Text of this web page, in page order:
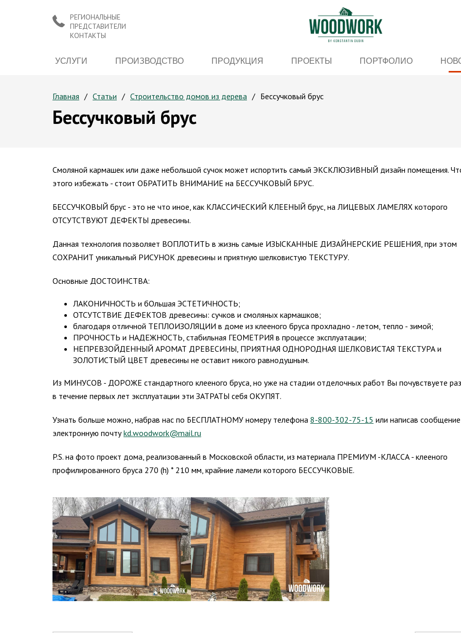
РЕГИОНАЛЬНЫЕ
ПРЕДСТАВИТЕЛИ
КОНТАКТЫ
УСЛУГИ ПРОИЗВОДСТВО ПРОДУКЦИЯ ПРОЕКТЫ ПОРТФОЛИО
Главная Статьи Строительство домов из дерева Бессучковый брус
Бессучковый брус
Смоляной кармашек или даже небольшой сучок может испортить самый ЭКСКЛЮЗИВНЫЙ дизайн помещения.
этого избежать - стоит ОБРАТИТЬ ВНИМАНИЕ на БЕССУЧКОВЫЙ БРУС.
БЕССУЧКОВЫЙ брус - это не что иное, как КЛАССИЧЕСКИЙ КЛЕЕНЫЙ брус, на ЛИЦЕВЫХ ЛАМЕЛЯХ которого
ОТСУТСТВУЮТ ДЕФЕКТЫ древесины.
Данная технология позволяет ВОПЛОТИТЬ в жизнь самые ИЗЫСКАННЫЕ ДИЗАЙНЕРСКИЕ РЕШЕНИЯ, при этом
СОХРАНИТ уникальный РИСУНОК древесины и приятную шелковистую ТЕКСТУРУ.
Основные ДОСТОИНСТВА:
ЛАКОНИЧНОСТЬ и бОльшая ЭСТЕТИЧНОСТЬ;
ОТСУТСТВИЕ ДЕФЕКТОВ древесины: сучков и смоляных кармашков;
благодаря отличной ТЕПЛОИЗОЛЯЦИИ в доме из клееного бруса прохладно - летом, тепло - зимой;
ПРОЧНОСТЬ и НАДЕЖНОСТЬ, стабильная ГЕОМЕТРИЯ в процессе эксплуатации;
НЕПРЕВЗОЙДЕННЫЙ АРОМАТ ДРЕВЕСИНЫ, ПРИЯТНАЯ ОДНОРОДНАЯ ШЕЛКОВИСТАЯ ТЕКСТУРА и
ЗОЛОТИСТЫЙ ЦВЕТ древесины не оставит никого равнодушным.
Из МИНУСОВ - ДОРОЖЕ стандартного клееного бруса, но уже на стадии отделочных работ Вы почувствуете
в течение первых лет эксплуатации эти ЗАТРАТЫ себя ОКУПЯТ.
Узнать больше можно, набрав нас по БЕСПЛАТНОМУ номеру телефона 8-800-302-75-15 или написав
электронную почтуkd.woodwork@mail.ru
P.S. на фото проект дома, реализованный в Московской области, из материала ПРЕМИУМ -КЛАССА - клееного
профилированного бруса 270 (h) * 210 мм, крайние ламели которого БЕССУЧКОВЫЕ.